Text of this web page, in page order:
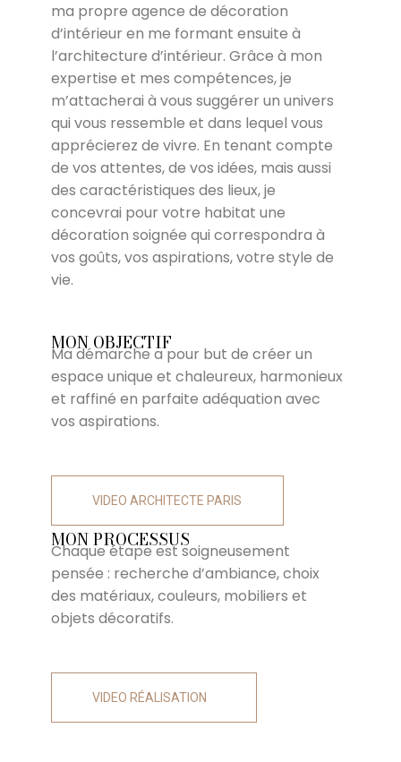
ma propre agence de décoration
d’intérieur en me formant ensuite à
l’architecture d’intérieur. Grâce à mon
expertise et mes compétences, je
m’attacherai à vous suggérer un univers
qui vous ressemble et dans lequel vous
apprécierez de vivre. En tenant compte
de vos attentes, de vos idées, mais aussi
des caractéristiques des lieux, je
concevrai pour votre habitat une
décoration soignée qui correspondra à
vos goûts, vos aspirations, votre style de
vie.
MON OBJECTIF
Ma démarche a pour but de créer un
espace unique et chaleureux, harmonieux
et raffiné en parfaite adéquation avec
vos aspirations.
MON PROCESSUS
Chaque étape est soigneusement
pensée : recherche d’ambiance, choix
des matériaux, couleurs, mobiliers et
objets décoratifs.